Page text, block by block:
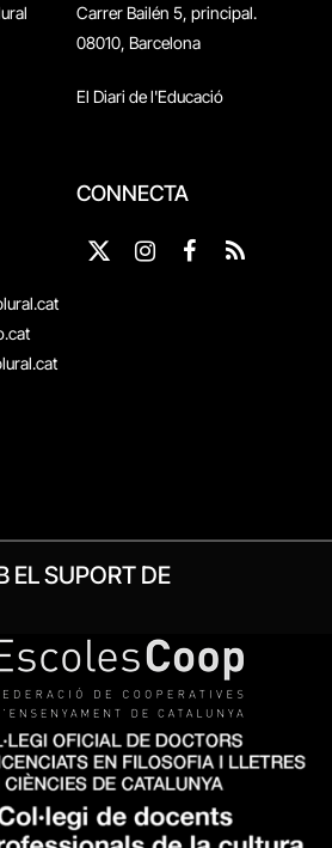
Carrer Bailén 5, principal.
08010, Barcelona
El Diari de l'Educació
CONNECTA
X
Instagram
Facebook
RSS
EL SUPORT DE